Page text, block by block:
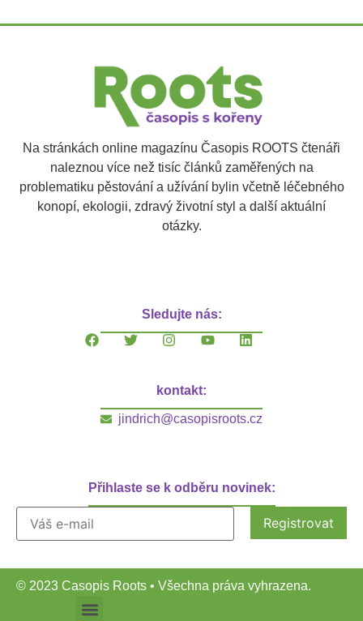
Na stránkách online magazínu Časopis ROOTS čtenáři
naleznou více než tisíc článků zaměřených na
problematiku pěstování a užívání bylin včetně léčebného
konopí, ekologii, zdravý životní styl a další aktuální
otázky.
Sledujte nás:
kontakt:
jindrich@casopisroots.cz
Přihlaste se k odběru novinek:
© 2023 Casopis Roots • Všechna práva vyhrazena.